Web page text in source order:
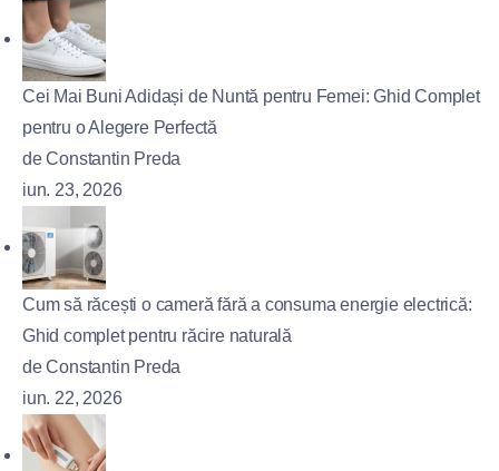
Cei Mai Buni Adidași de Nuntă pentru Femei: Ghid Complet
pentru o Alegere Perfectă
de Constantin Preda
iun. 23, 2026
Cum să răcești o cameră fără a consuma energie electrică:
Ghid complet pentru răcire naturală
de Constantin Preda
iun. 22, 2026